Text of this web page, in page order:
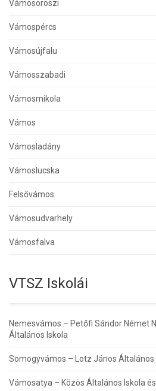
Vámosoroszi
Vámospércs
Vámosújfalu
Vámosszabadi
Vámosmikola
Vámos
Vámosladány
Vámoslucska
Felsővámos
Vámosudvarhely
Vámosfalva
VTSZ Iskolái
Nemesvámos – Petőfi Sándor Német
Általános Iskola
Somogyvámos – Lotz János Általános
Vámosatya – Közös Általános Iskola